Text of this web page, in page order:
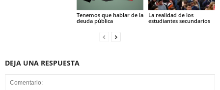
Tenemos que hablar de la
deuda pública
La realidad de los
estudiantes secundarios
DEJA UNA RESPUESTA